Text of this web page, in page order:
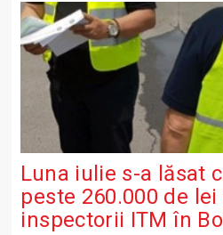
Luna iulie s-a lăsat
peste 260.000 de lei
inspectorii ITM în